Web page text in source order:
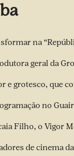
na
geral da
e grotesco, que
no
Filho, o Vigor
de cinema